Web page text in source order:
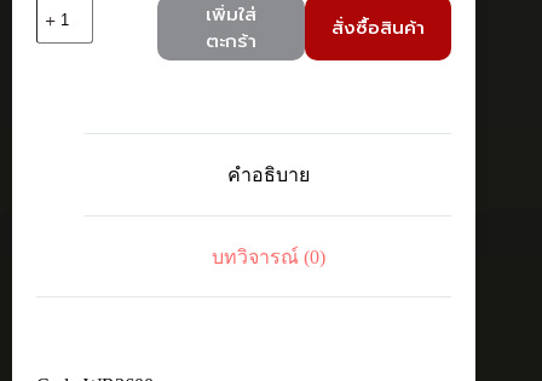
Cudy
เพิ่มใส่
ตะกร้า
สั่งซื้อสินค้า
คำอธิบาย
บทวิจารณ์ (0)